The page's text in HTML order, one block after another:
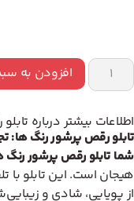
افزودن به
اطلاعات بیشتر درباره
تابلو رقص پرشور رنگ ها:
شما تابلو رقص پرشور رنگ
هیجان است. این تابلو
از پویایی، شادی و